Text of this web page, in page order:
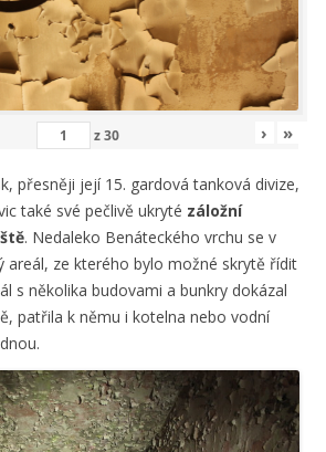
z30 › »
přesněji její 15. gardová tanková divize,
také své pečlivě ukryté záložní
. Nedaleko Benáteckého vrchu se v
areál, ze kterého bylo možné skrytě řídit
s několika budovami a bunkry dokázal
patřila k němu i kotelna nebo vodní